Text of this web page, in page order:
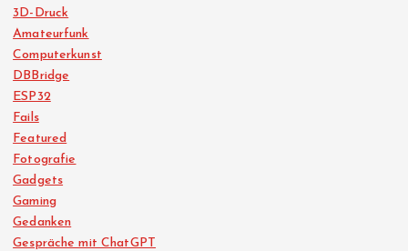
3D-Druck
Amateurfunk
Computerkunst
DBBridge
ESP32
Fails
Featured
Fotografie
Gadgets
Gaming
Gedanken
Gespräche mit ChatGPT